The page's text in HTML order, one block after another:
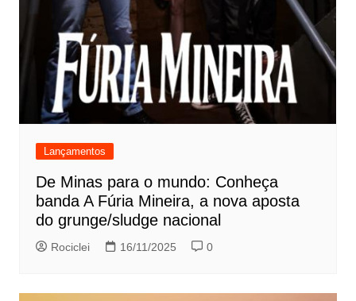
Lançamentos
De Minas para o mundo: Conheça
banda A Fúria Mineira, a nova aposta
do grunge/sludge nacional
Rociclei 16/11/2025 0